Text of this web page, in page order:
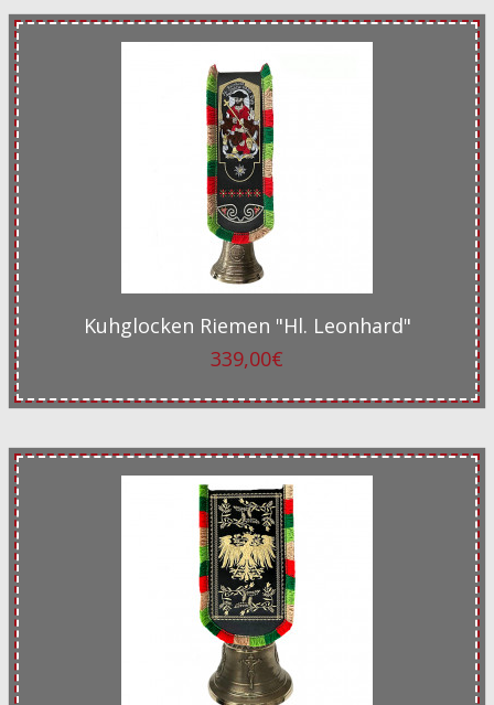
Kuhglocken Riemen "Hl. Leonhard"
339,00€